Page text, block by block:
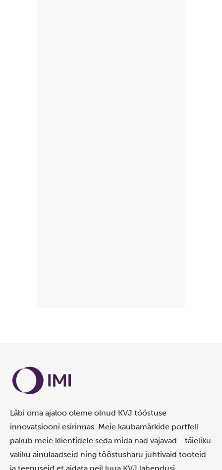
Läbi oma ajaloo oleme olnud KVJ tööstuse
innovatsiooni esirinnas. Meie kaubamärkide portfell
pakub meie klientidele seda mida nad vajavad - täieliku
valiku ainulaadseid ning tööstusharu juhtivaid tooteid